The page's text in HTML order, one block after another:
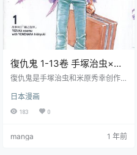
復仇鬼 1-13卷 手塚治虫×米
原秀幸 漫画全集下载
復仇鬼是手塚治虫和米原秀幸创作
述了一个想要报复杀害妻子的凶手
的男子，向一个神秘的咒术师订购
他付出惨痛的代价……
日本漫画
183 0
manga 1 年前